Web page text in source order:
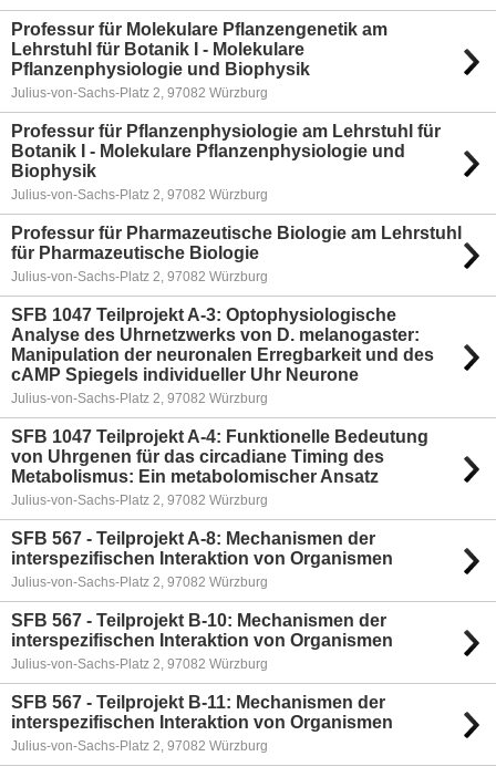
Professur für Molekulare Pflanzengenetik am
Lehrstuhl für Botanik I - Molekulare
Pflanzenphysiologie und Biophysik
Julius-von-Sachs-Platz 2, 97082 Würzburg
Professur für Pflanzenphysiologie am Lehrstuhl für
Botanik I - Molekulare Pflanzenphysiologie und
Biophysik
Julius-von-Sachs-Platz 2, 97082 Würzburg
Professur für Pharmazeutische Biologie am Lehrstuhl
für Pharmazeutische Biologie
Julius-von-Sachs-Platz 2, 97082 Würzburg
SFB 1047 Teilprojekt A-3: Optophysiologische
Analyse des Uhrnetzwerks von D. melanogaster:
Manipulation der neuronalen Erregbarkeit und des
cAMP Spiegels individueller Uhr Neurone
Julius-von-Sachs-Platz 2, 97082 Würzburg
SFB 1047 Teilprojekt A-4: Funktionelle Bedeutung
von Uhrgenen für das circadiane Timing des
Metabolismus: Ein metabolomischer Ansatz
Julius-von-Sachs-Platz 2, 97082 Würzburg
SFB 567 - Teilprojekt A-8: Mechanismen der
interspezifischen Interaktion von Organismen
Julius-von-Sachs-Platz 2, 97082 Würzburg
SFB 567 - Teilprojekt B-10: Mechanismen der
interspezifischen Interaktion von Organismen
Julius-von-Sachs-Platz 2, 97082 Würzburg
SFB 567 - Teilprojekt B-11: Mechanismen der
interspezifischen Interaktion von Organismen
Julius-von-Sachs-Platz 2, 97082 Würzburg